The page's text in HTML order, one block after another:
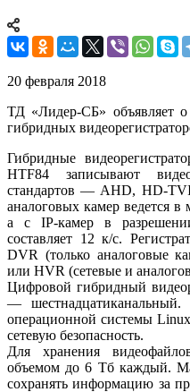
20 февраля 2018
ТД «Лидер-СБ» объявляет
гибридных
Гибридные
HTF84 записывают
стандартов — AHD, HD-
аналоговых камер ведется
а с IP-камер в
составляет 12 к/с.
DVR (только аналоговые
или HVR (сетевые и
Цифровой гибридный
—
операционной системы
сетевую безопасность.
Для хранения
объемом до 6 Тб каждый.
сохранять информацию за